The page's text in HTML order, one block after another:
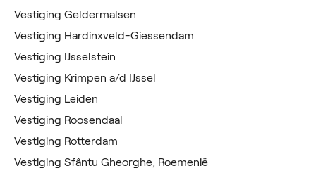
Vestiging Geldermalsen
Vestiging Hardinxveld-Giessendam
Vestiging IJsselstein
Vestiging Krimpen a/d IJssel
Vestiging Leiden
Vestiging Roosendaal
Vestiging Rotterdam
Vestiging Sfântu Gheorghe, Roemenië